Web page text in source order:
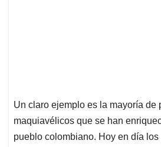
Un claro ejemplo es la mayoría de
maquiavélicos que se han
pueblo colombiano. Hoy en día